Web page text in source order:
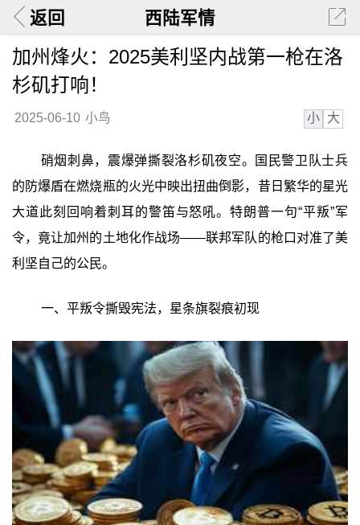
返回 西陆军情
加州烽火：2025美利坚内战第一枪在洛
杉矶打响！
2025-06-10 小鸟 小 大
硝烟刺鼻，震爆弹撕裂洛杉矶夜空。国民警卫队士兵
的防爆盾在燃烧瓶的火光中映出扭曲倒影，昔日繁华的星光
大道此刻回响着刺耳的警笛与怒吼。特朗普一句“平叛”军
令，竟让加州的土地化作战场——联邦军队的枪口对准了美
利坚自己的公民。
一、平叛令撕毁宪法，星条旗裂痕初现